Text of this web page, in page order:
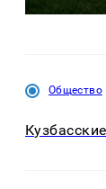
Общество